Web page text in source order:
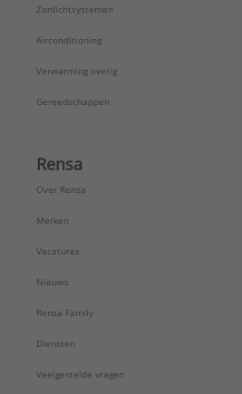
Zonlichtsystemen
Airconditioning
Verwarming overig
Gereedschappen
Rensa
Over Rensa
Merken
Vacatures
Nieuws
Rensa Family
Diensten
Veelgestelde vragen